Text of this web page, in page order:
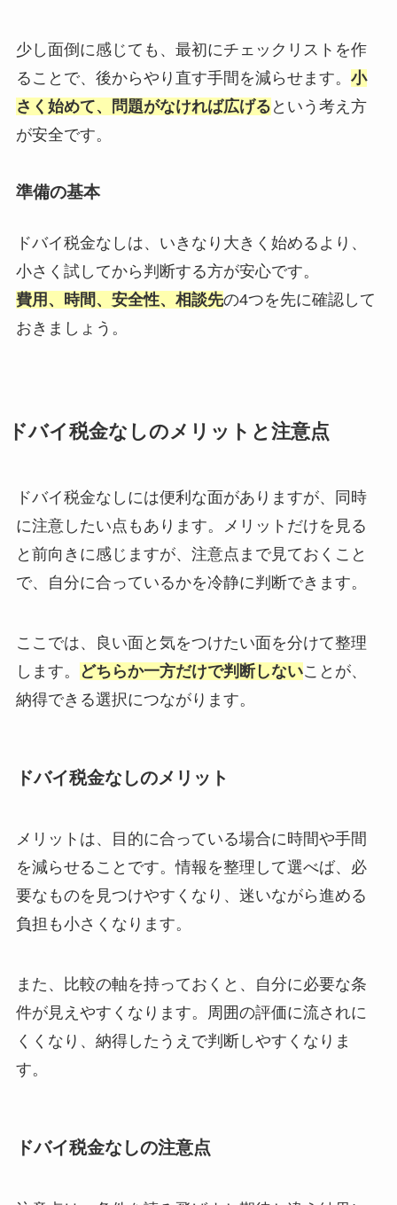
少し面倒に感じても、最初にチェックリストを作
ることで、後からやり直す手間を減らせます。 小
さく始めて、問題がなければ広げる という考え方
が安全です。
準備の基本
ドバイ税金なしは、いきなり大きく始めるより、
小さく試してから判断する方が安心です。
費用、時間、安全性、相談先の4つを先に確認して
おきましょう。
ドバイ税金なしのメリットと注意点
ドバイ税金なしには便利な面がありますが、同時
に注意したい点もあります。メリットだけを見る
と前向きに感じますが、注意点まで見ておくこと
で、自分に合っているかを冷静に判断できます。
ここでは、良い面と気をつけたい面を分けて整理
します。
どちらか一方だけで判断しないことが、
納得できる選択につながります。
ドバイ税金なしのメリット
メリットは、目的に合っている場合に時間や手間
を減らせることです。情報を整理して選べば、必
要なものを見つけやすくなり、迷いながら進める
負担も小さくなります。
また、比較の軸を持っておくと、自分に必要な条
件が見えやすくなります。周囲の評価に流されに
くくなり、納得したうえで判断しやすくなりま
す。
ドバイ税金なしの注意点